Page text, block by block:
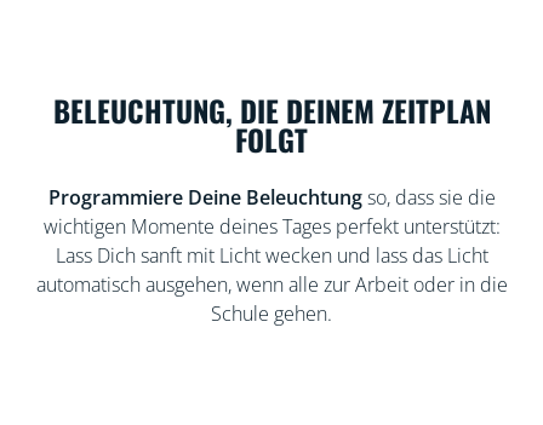
BELEUCHTUNG, DIE DEINEM ZEITPLAN
FOLGT
Programmiere Deine Beleuchtungso, dass sie die
wichtigen Momente deines Tages perfekt unterstützt:
Lass Dich sanft mit Licht wecken und lass das Licht
automatisch ausgehen, wenn alle zur Arbeit oder in die
Schule gehen.